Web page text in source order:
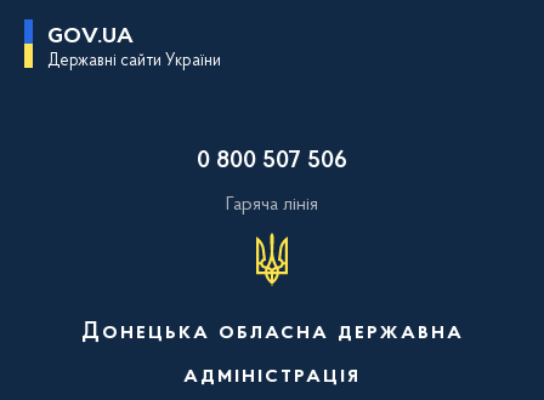
GOV.UA
Державні сайти України
0 800 507 506
Гаряча лінія
Донецька обласна державна
адміністрація